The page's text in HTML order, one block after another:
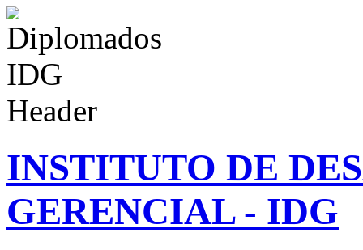
INSTITUTO DE
GERENCIAL - IDG